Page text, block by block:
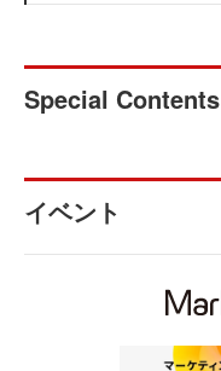
Special Contents
イベント